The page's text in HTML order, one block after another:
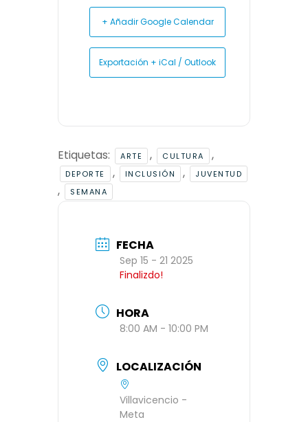
+ Añadir Google Calendar
Exportación + iCal / Outlook
Etiquetas: ARTE , CULTURA ,
DEPORTE , INCLUSIÓN , JUVENTUD
, SEMANA
FECHA
Sep 15 - 21 2025
Finalizdo!
HORA
8:00 AM - 10:00 PM
LOCALIZACIÓN
Villavicencio -
Meta